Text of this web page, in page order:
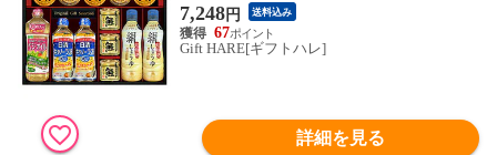
7,248円 送料込み
67
Gift HARE[ギフトハレ]
詳細を見る